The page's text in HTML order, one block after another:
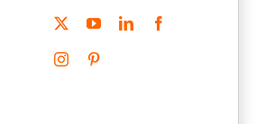
YouTubeLinkedIn
Instagram